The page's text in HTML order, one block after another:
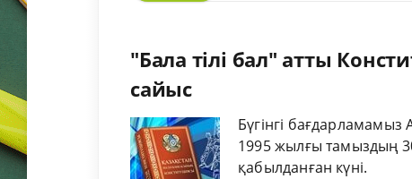
"Бала тілі бал" атты
сайыс
Бүгінгі бағдарламамыз
1995 жылғы тамыздың
қабылданған күні.